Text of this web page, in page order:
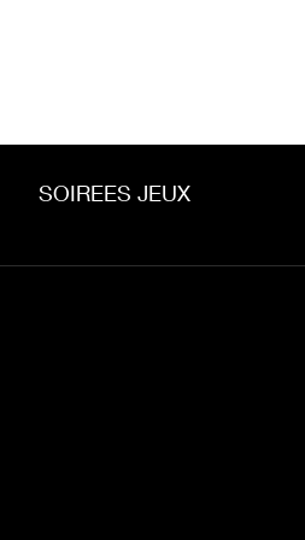
SOIREES JEUX